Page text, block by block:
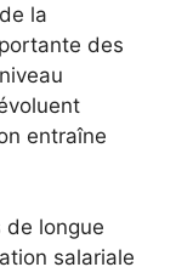
la
des
entraîne
de longue
salariale